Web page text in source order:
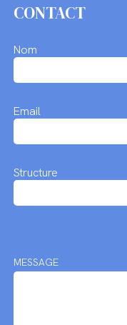
CONTACT
Nom
Email
Structure
MESSAGE